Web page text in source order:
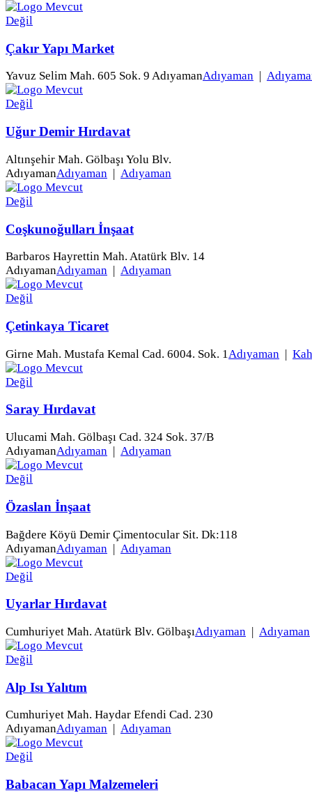
Çakır Yapı Market
Yavuz Selim Mah. 605 Sok. 9 AdıyamanAdıyaman
Uğur Demir Hırdavat
Altınşehir Mah. Gölbaşı Yolu Blv.
AdıyamanAdıyaman | Adıyaman
Coşkunoğulları İnşaat
Barbaros Hayrettin Mah. Atatürk Blv. 14
AdıyamanAdıyaman Adıyaman
Çetinkaya Ticaret
Girne Mah. Mustafa Kemal Cad. 6004. Sok. 1 Adıyaman |
Saray Hırdavat
Ulucami Mah. Gölbaşı Cad. 324 Sok. 37/B
AdıyamanAdıyaman | Adıyaman
Özaslan İnşaat
Bağdere Köyü Demir Çimentocular Sit. Dk:118
AdıyamanAdıyaman | Adıyaman
Uyarlar Hırdavat
Cumhuriyet Mah. Atatürk Blv. GölbaşıAdıyaman | Adıyaman
Alp Isı Yalıtım
Cumhuriyet Mah. Haydar Efendi Cad. 230
AdıyamanAdıyaman Adıyaman
Babacan Yapı Malzemeleri